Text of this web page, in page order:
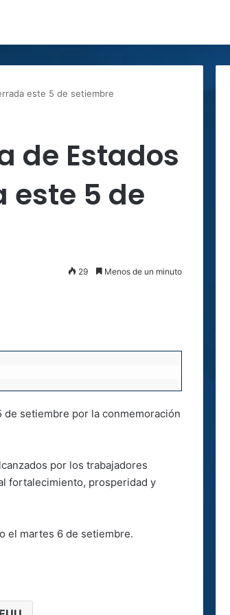
este 5 de setiembre
de Estados
este 5 de
29 Menos de un minuto
de setiembre por la conmemoración
por los trabajadores
fortalecimiento, prosperidad y
el martes 6 de setiembre.